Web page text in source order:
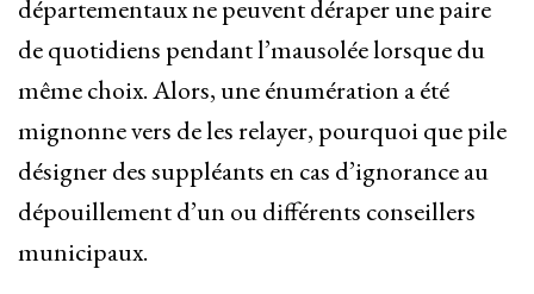
départementaux ne peuvent déraper une paire
de quotidiens pendant l’mausolée lorsque du
même choix. Alors, une énumération a été
mignonne vers de les relayer, pourquoi que pile
désigner des suppléants en cas d’ignorance au
dépouillement d’un ou différents conseillers
municipaux.